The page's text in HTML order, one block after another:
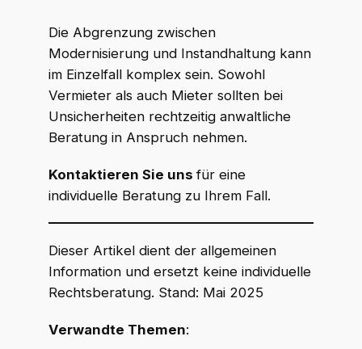
Die Abgrenzung zwischen
Modernisierung und Instandhaltung kann
im Einzelfall komplex sein. Sowohl
Vermieter als auch Mieter sollten bei
Unsicherheiten rechtzeitig anwaltliche
Beratung in Anspruch nehmen.
Kontaktieren Sie unsfür eine
individuelle Beratung zu Ihrem Fall.
Dieser Artikel dient der allgemeinen
Information und ersetzt keine individuelle
Rechtsberatung. Stand: Mai 2025
Verwandte Themen: